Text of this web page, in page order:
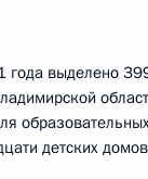
года выделено
детских